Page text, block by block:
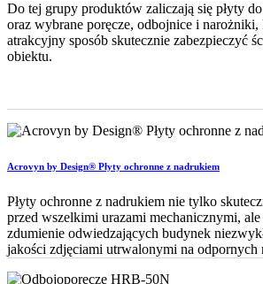
Do tej grupy produktów zaliczają się płyty
oraz wybrane poręcze, odbojnice i narożniki,
atrakcyjny sposób skutecznie zabezpieczyć
obiektu.
Acrovyn by Design® Płyty ochronne z nadrukiem
Płyty ochronne z nadrukiem nie tylko
przed wszelkimi urazami mechanicznymi,
zdumienie odwiedzających budynek
jakości zdjęciami utrwalonymi na odpornych